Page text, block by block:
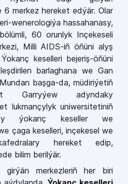
6 merkez hereket edýär. Olar
wenerologiýa hassahanasy,
60 orunlyk Inçekeseli
Milli AIDS-iň öňüni alyş
keselleri bejeriş-öňüni
barlaghana we Gan
başga-da, müdiriýetiň
Garryýew adyndaky
lukmançylyk uniwersitetiniň
ýokanç keseller we
çaga keselleri, inçekesel we
hereket edip,
bilim berilýär.
girýän merkezleriň her biri